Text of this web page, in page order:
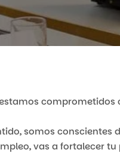
estamos
somos
vas a fortalecer